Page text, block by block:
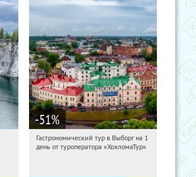
-51%
15:12:45
Купи первым!
Гастрономический тур в Выборг на 1
день от туроператора «ХохломаТур»